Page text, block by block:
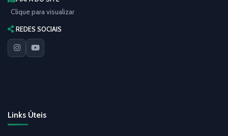
Clique para visualizar
REDES SOCIAIS
Links Úteis